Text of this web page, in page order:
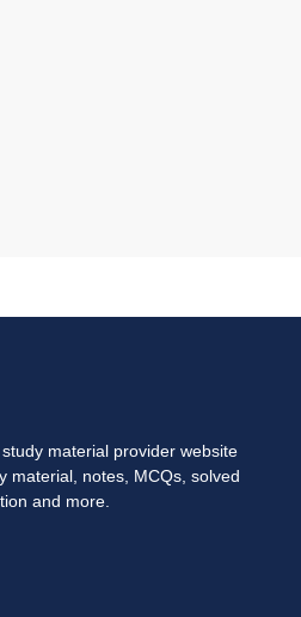
material provider website
material, notes, MCQs, solved
and more.